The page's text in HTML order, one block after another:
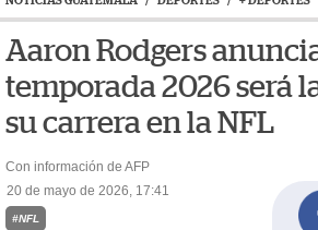
Aaron Rodgers
temporada 2026 será
su carrera en la NFL
Con información de AFP
20 de mayo de 2026, 17:41
#NFL